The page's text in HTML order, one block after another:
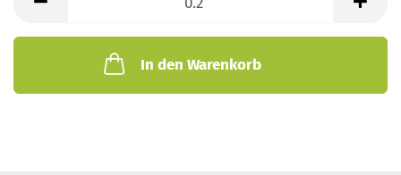
Meter
In den Warenkorb